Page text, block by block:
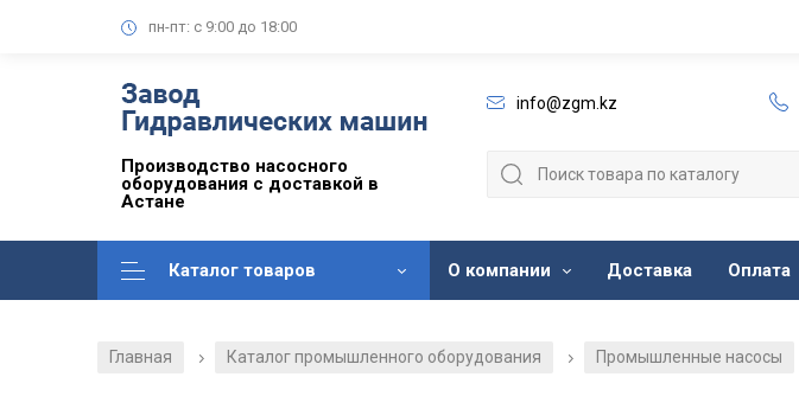
пн-пт: с 9:00 до 18:00
Производство насосного
оборудования с доставкой в
Астане
info@zgm.kz
Каталог товаров О компании Доставка Оплата
Главная / Каталог промышленного оборудования / Промышленные насосы